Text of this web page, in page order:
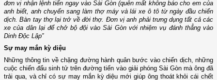
đơn vị nhận lệnh tiến ngay vào Sài Gòn (quên mất không báo cho em của
anh biết, anh chuyển sang làm thợ máy và lái xe ô tô từ ngày đầu chiến
dịch. Bàn tay thợ lại trở về đời thợ. Đơn vị anh phải trưng dụng tất cả các
xe của dân lại để chở bộ đội vào Sài Gòn với nhiệm vụ đánh thẳng vào
Dinh Độc Lập”
Sự may mắn kỳ diệu
Những thông tin về chặng đường hành quân bước vào chiến dịch, những
cuộc chiến đấu sinh tử trên đường tiến vào giải phóng Sài Gòn mà ông đã
trải qua, và chỉ có sự may mắn kỳ diệu mới giúp ông thoát khỏi cái chết